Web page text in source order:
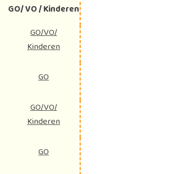
GO/ VO / Kinderen
GO/VO/
Kinderen
GO
GO/VO/
Kinderen
GO